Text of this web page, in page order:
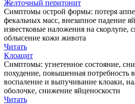
Желточный перитонит
Симптомы острой формы: потеря
фекальных масс, внезапное падение
известковые наложения на
облысение кожи живота
Читать
Клоацит
Симптомы: угнетенное состояние,
похудение, повышенная потребность
воспаление и выпучивание клоаки,
оболочке, снижение яйценоскости
Читать